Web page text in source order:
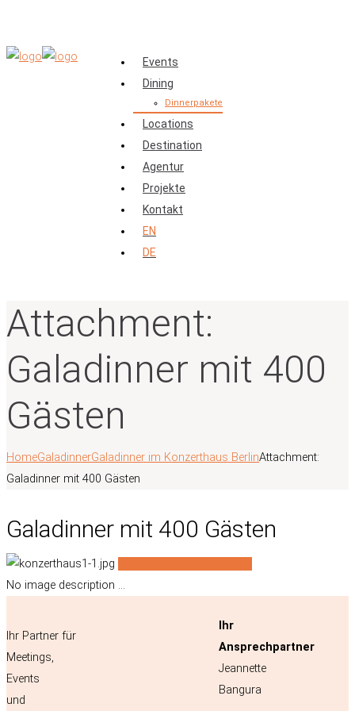
Events
Dining
Dinnerpakete
Locations
Destination
Agentur
Projekte
Kontakt
EN
DE
Attachment:
Galadinner mit 400
Gästen
HomeGaladinnerGaladinner im Konzerthaus BerlinAttachment:
Galadinner mit 400 Gästen
Galadinner mit 400 Gästen
No image description ...
Ihr Partner für
Meetings,
Events
und
Ihr
Ansprechpartner
Jeannette
Bangura